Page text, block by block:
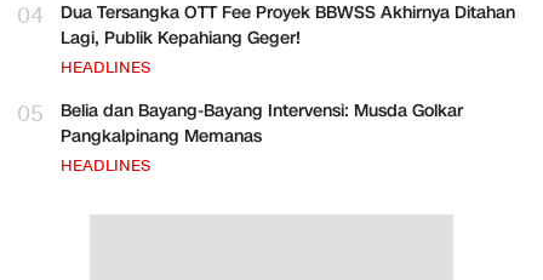
04
Dua Tersangka OTT Fee Proyek BBWSS Akhirnya Ditahan
Lagi, Publik Kepahiang Geger!
HEADLINES
05
Belia dan Bayang-Bayang Intervensi: Musda Golkar
Pangkalpinang Memanas
HEADLINES